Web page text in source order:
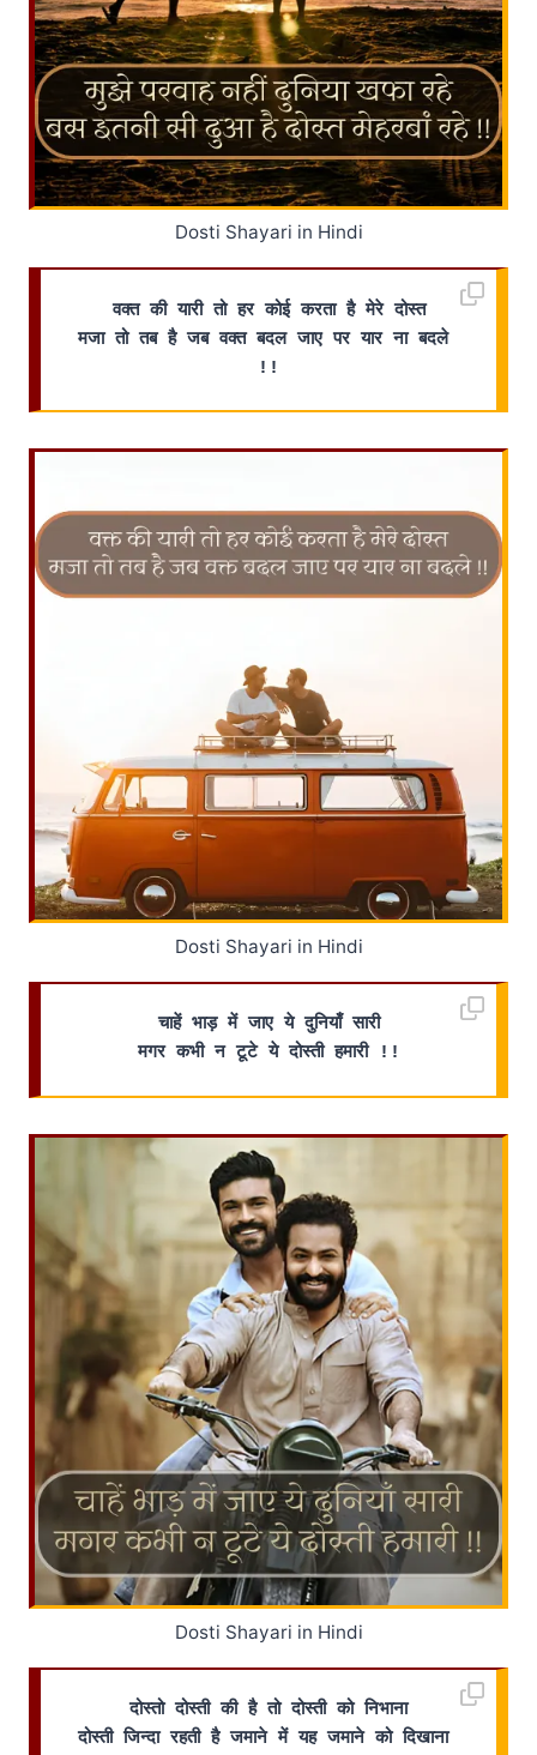
Dosti Shayari in Hindi
वक्त की यारी तो हर कोई करता है मेरे दोस्त
मजा तो तब है जब वक्त बदल जाए पर यार ना बदले
!!
Dosti Shayari in Hindi
चाहें भाड़ में जाए ये दुनियाँ सारी
मगर कभी न टूटे ये दोस्ती हमारी !!
Dosti Shayari in Hindi
दोस्तो दोस्ती की है तो दोस्ती को निभाना
दोस्ती जिन्दा रहती है जमाने में यह जमाने को दिखाना